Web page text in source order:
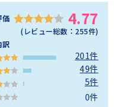
価 4.77
(レビュー総数： 255件)
訳
201件
49件
5件
0件